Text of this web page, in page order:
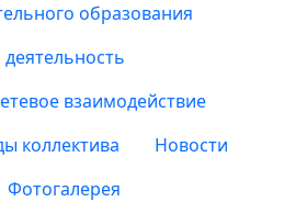
образования
взаимодействие
коллектива
Новости
Фотогалерея